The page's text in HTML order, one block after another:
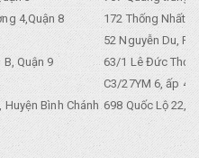
4,Quận 8
172 Thống Nhất.
52 Nguyễn Du,
Quận 9
63/1 Lê Đức Thọ,
C3/27YM 6, ấp 4,
Bình Chánh 698 Quốc Lộ 22,